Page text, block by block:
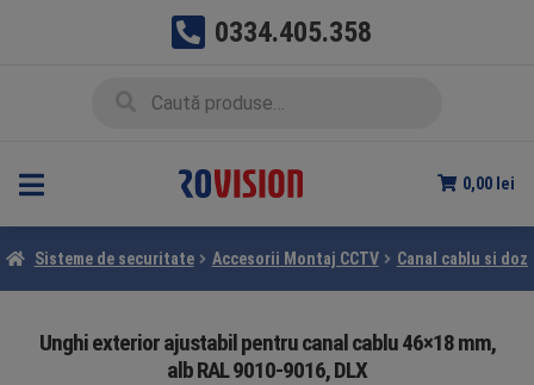
0334.405.358
0,00 lei
Sisteme de securitate Accesorii Montaj CCTV Canal cablu si
Unghi exterior ajustabil pentru canal cablu 46×18 mm,
alb RAL 9010-9016, DLX